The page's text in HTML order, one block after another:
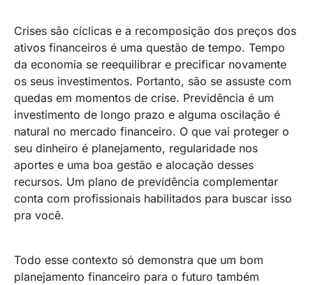
Crises são cíclicas e a recomposição dos preços dos
ativos financeiros é uma questão de tempo. Tempo
da economia se reequilibrar e precificar novamente
os seus investimentos. Portanto, são se assuste com
quedas em momentos de crise. Previdência é um
investimento de longo prazo e alguma oscilação é
natural no mercado financeiro. O que vai proteger o
seu dinheiro é planejamento, regularidade nos
aportes e uma boa gestão e alocação desses
recursos. Um plano de previdência complementar
conta com profissionais habilitados para buscar isso
pra você.
Todo esse contexto só demonstra que um bom
planejamento financeiro para o futuro também